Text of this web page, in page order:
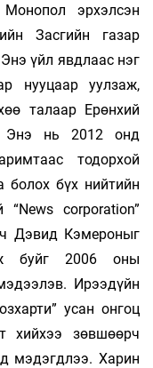
эрхэлсэн
Засгийн газар
үйл явдлаас нэг
нууцаар уулзаж,
талаар Ерөнхий
Энэ нь 2012 онд
тодорхой
бүх нийтийн
сorpo­ration”
Дэвид Кэмероныг
буйг 2006 оны
Ирээдүйн
усан онгоц
хийхээ зөвшөөрч
мэдэгдлээ. Харин